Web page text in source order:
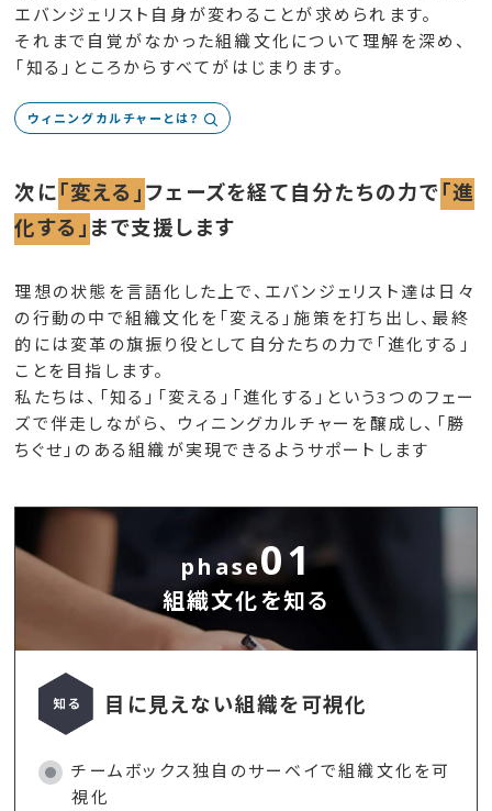
エバンジェリスト自身が変わることが求められます。
それまで自覚がなかった組織文化について理解を深め、
「知る」ところからすべてがはじまります。
ウィニングカルチャーとは？
次に「変える」 フェーズを経て自分たちの力で「進
化する」 まで支援します
理想の状態を言語化した上で、エバンジェリスト達は日々
の行動の中で組織文化を「変える」施策を打ち出し、最終
的には変革の旗振り役として自分たちの力で「進化する」
ことを目指します。
私たちは、「知る」「変える」「進化する」という3つのフェー
ズで伴走しながら、 ウィニングカルチャーを醸成し、「勝
ちぐせ」のある組織が実現できるようサポートします
phase01
組織文化を知る
目に見えない組織を可視化
チームボックス独自のサーベイで組織文化を可
視化